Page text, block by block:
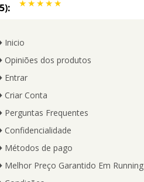
5):
Inicio
Opiniões dos produtos
Entrar
Criar Conta
Perguntas Frequentes
Confidencialidade
Métodos de pago
Melhor Preço Garantido Em Running